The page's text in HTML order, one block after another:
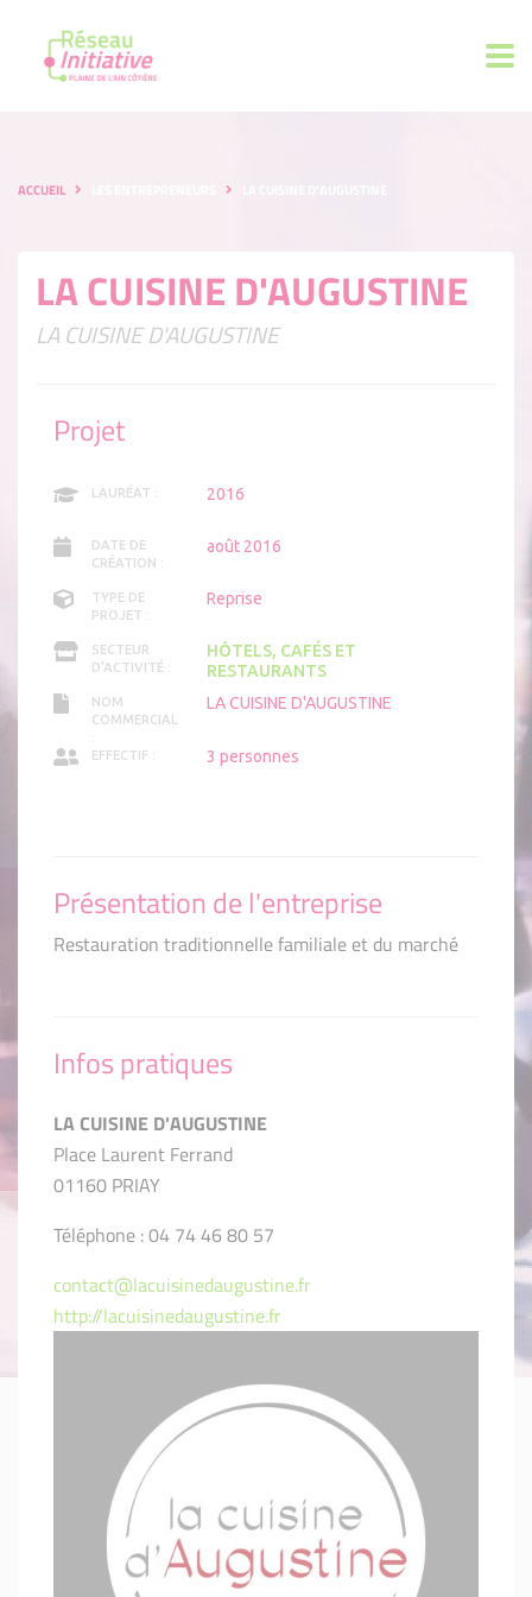
ACCUEIL
LA CUISINE D'AUGUSTINE
LA CUISINE D'AUGUSTINE
Projet
LAURÉAT : 2016
DATE DE
CRÉATION :
août 2016
TYPE DE
PROJET :
Reprise
SECTEUR
D'ACTIVITÉ :
HÔTELS, CAFÉS ET
RESTAURANTS
NOM
COMMERCIAL
:
LA CUISINE D'AUGUSTINE
EFFECTIF : 3 personnes
Présentation de l'entreprise
Restauration traditionnelle familiale et du marché
Infos pratiques
LA CUISINE D'AUGUSTINE
Place Laurent Ferrand
01160 PRIAY
Téléphone : 04 74 46 80 57
contact@lacuisinedaugustine.fr
http://lacuisinedaugustine.fr